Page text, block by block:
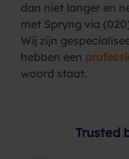
dan niet langer en
met Spryng via
Wij zijn
hebben een
woord staat.
Trusted